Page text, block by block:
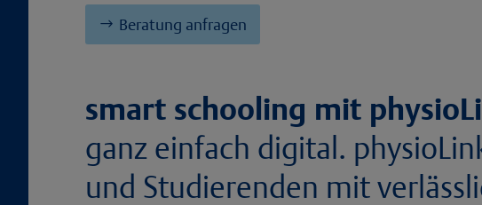
Beratung anfragen
smart schooling mit
ganz einfach digital.
und Studierenden mit